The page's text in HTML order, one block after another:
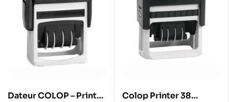
Dateur COLOP – Printer
Colop Printer 38